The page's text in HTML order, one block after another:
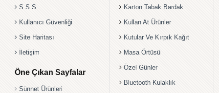
S.S.S
Kullanıcı Güvenliği
Site Haritası
İletişim
Öne Çıkan Sayfalar
Sünnet Ürünleri
Karton Tabak Bardak
Kullan At Ürünler
Kutular Ve Kırpık Kağıt
Masa Örtüsü
Özel Günler
Bluetooth Kulaklık